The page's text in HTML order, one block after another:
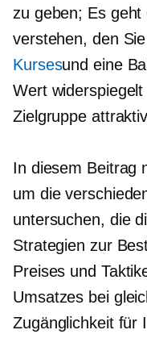
zu geben; Es
verstehen, den
Kursesund eine
Wert
Zielgruppe
In diesem Beitrag
um die
untersuchen, die
Strategien zur
Preises und
Umsatzes bei
Zugänglichkeit für